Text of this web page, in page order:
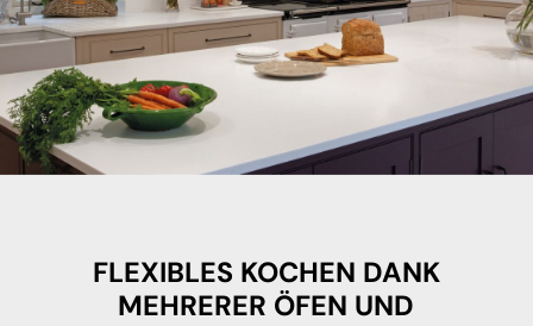
FLEXIBLES KOCHEN DANK
MEHRERER ÖFEN UND